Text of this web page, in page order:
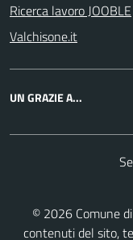
Ricerca lavoro JOOBLE
Valchisone.it
UN GRAZIE A...
© 2026 Comune di
contenuti del sito,